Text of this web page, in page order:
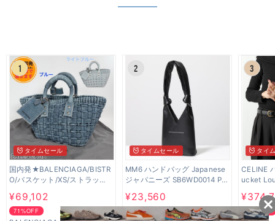
1
タイムセール
国内発★BALENCIAGA/BISTR
O/バスケット/XS/ストラップ
¥69,102
71%OFF
2
タイムセール
MM6 ハンドバッグ Japanese
ジャパニーズ SB6WD0014 P4
¥23,560
64%OFF
3
タイ
CELINE
ucket
13%OFF